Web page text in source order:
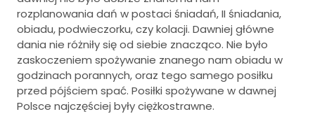
rozplanowania dań w postaci śniadań, II śniadania,
obiadu, podwieczorku, czy kolacji. Dawniej główne
dania nie różniły się od siebie znacząco. Nie było
zaskoczeniem spożywanie znanego nam obiadu w
godzinach porannych, oraz tego samego posiłku
przed pójściem spać. Posiłki spożywane w dawnej
Polsce najczęściej były ciężkostrawne.